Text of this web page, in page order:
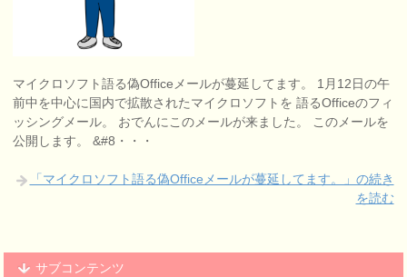
マイクロソフト語る偽Officeメールが蔓延してます。 1月12日の午
前中を中心に国内で拡散されたマイクロソフトを 語るOfficeのフィ
ッシングメール。 おでんにこのメールが来ました。 このメールを
公開します。 &#8・・・
「マイクロソフト語る偽Officeメールが蔓延してます。」の続き
を読む
サブコンテンツ